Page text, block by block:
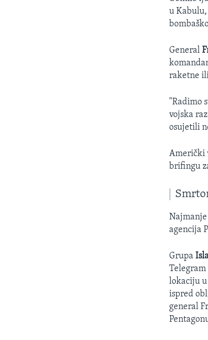
u
General
raketne
"Radimo
vojska
osujetili
Američki
brifingu
agencija
Grupa
Telegram
lokaciju
ispred
general